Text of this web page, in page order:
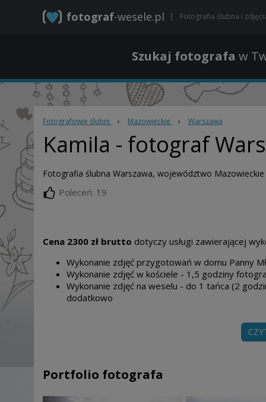
fotograf-wesele.pl Fotografia ślubna i
Szukaj fotografa w
Fotografowie ślubni › Mazowieckie › Warszawa
Kamila - fotograf
Fotografia ślubna Warszawa, województwo Mazowieckie
Poleceń: 19
Cena 2300 zł brutto dotyczy usługi zawierającej
Wykonanie zdjęć przygotowań w domu Panny
Wykonanie zdjęć w kościele - 1,5 godziny
Wykonanie zdjęć na weselu - do 1 tańca (2
dodatkowo
Udostępnienie około 150-180 wybranych i
Wykonanie zdjęć w plenerze - 5 godzin
promieniu 30 km od centrum Warszawy. Wybranie
Portfolio fotografa